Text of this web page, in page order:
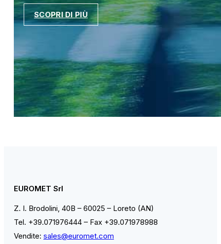
SCOPRI DI PIÙ
EUROMET Srl
Z. I. Brodolini, 40B – 60025 – Loreto (AN)
Tel. +39.071976444 – Fax +39.071978988
Vendite: sales@euromet.com